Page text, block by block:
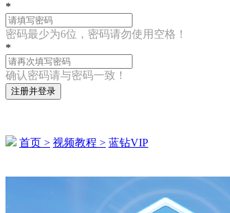
*
密码最少为6位，密码请勿使用空格！
*
确认密码请与密码一致！
注册并登录
首页 > 视频教程 > 蓝钻VIP
163****1594 刚刚购买了该课程